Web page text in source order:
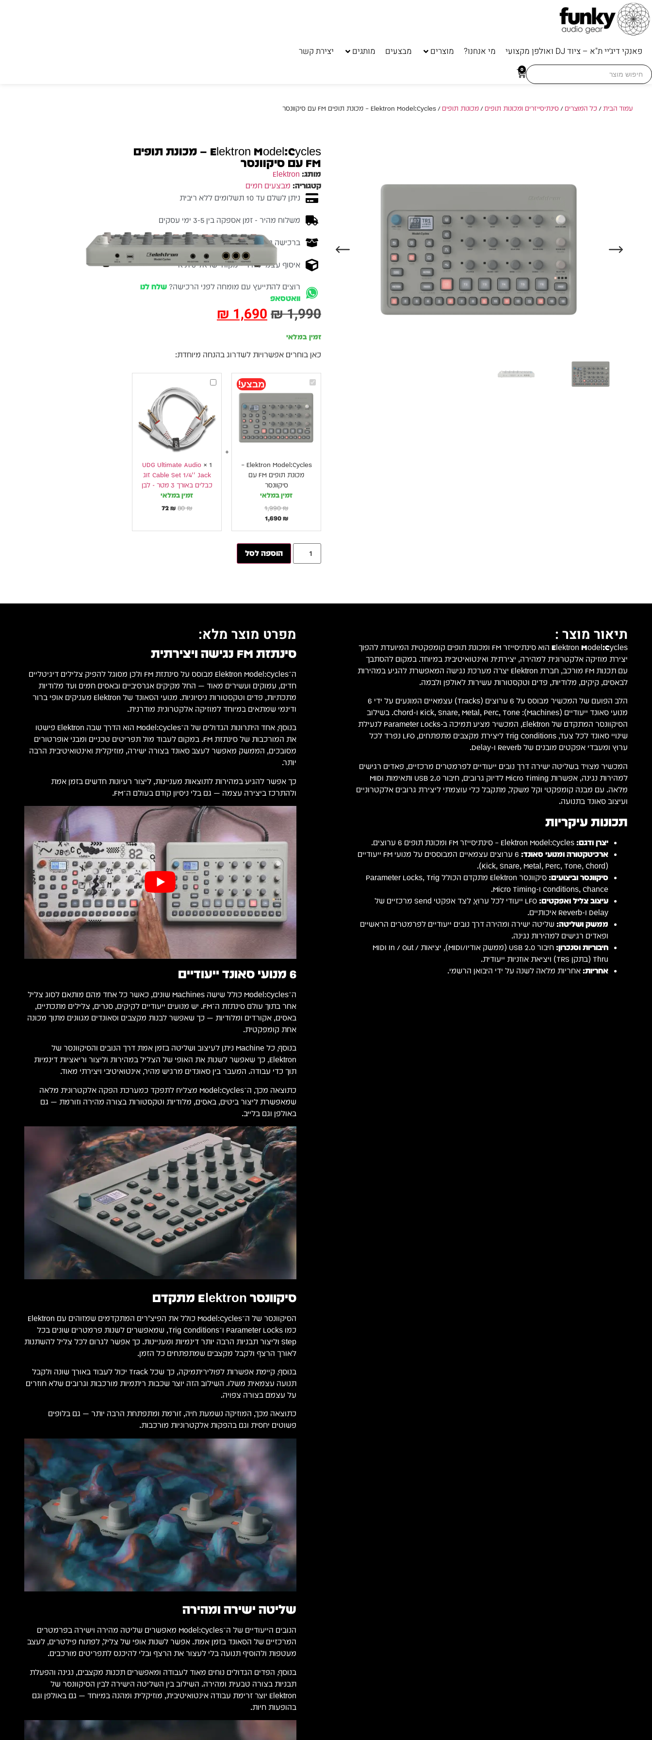
פאנקי דיג׳יי ת"א – ציוד DJ ואולפן מקצועי מי אנחנו? מוצרים מבצעים מותגים יצירת קשר
Search
for:
0
עמוד הבית/ כל המוצרים /סינתיסייזרים ומכונות תופים /מכונות תופים / Elektron Model:Cycles – מכונת תופים FM עם סיקוונסר
Elektron Model:Cycles – מכונת תופים
FM עם סיקוונסר
מותג: Elektron
קטגוריה: מבצעים חמים
ניתן לשלם עד 10 תשלומים ללא ריבית
משלוח מהיר - זמן אספקה בין 3-5 ימי עסקים
ברכישה מעל 700 ש״ח - המשלוח חינם
איסוף עצמי מהיר - מקוה ישראל 6 ת״א
רוצים להתייעץ עם מומחה לפני הרכישה?שלח לנו
וואטסאפ
₪1,990
₪1,690
זמין במלאי
כאן בוחרים אפשרויות לשדרוג בהנחה מיוחדת:
Elektron
–
תופים
FM
עם
סיקוונסר
מבצע!
Elektron Model:Cycles –
מכונת תופים FM עם
סיקוונסר
זמין במלאי
₪
1,990
₪
1,690
UDG
Cable
Set
1/4''
Jack
זוג
כבלים
באורך
1
×
UDG Ultimate Audio
Cable Set 1/4'' Jack זוג
כבלים באורך 3 מטר - לבן
זמין במלאי
₪
80
₪
72
הוספה לסל
תיאור מוצר :
Elektron Model:Cycles
הוא סינתיסייזר FM ומכונת תופים קומפקטית המיועדת להפוך
יצירת מוזיקה אלקטרונית למהירה, יצירתית ואינטואיטיבית במיוחד. במקום להסתבך
עם תכנות FM מורכב, חברת Elektron יצרה מערכת נגישה המאפשרת להגיע במהירות
לבאסים, קיקים, מלודיות, פדים וטקסטורות עשירות לאולפן ולבמה.
הלב הפועם של המכשיר מבוסס על 6 ערוצים (Tracks) עצמאיים המונעים על ידי 6
מנועי סאונד ייעודיים (Machines): Kick, Snare, Metal, Perc, Tone ו-Chord. בשילוב
הסיקוונסר המתקדם של Elektron, המכשיר מציע תמיכה ב-Parameter Locks לנעילת
שינויי סאונד לכל צעד, Trig Conditions ליצירת מקצבים מתפתחים, LFO נפרד לכל
ערוץ ומעבדי אפקטים מובנים של Reverb ו-Delay.
המכשיר מצויד בשליטה ישירה דרך נובים ייעודיים לפרמטרים מרכזיים, פאדים רגישים
למהירות נגינה, אפשרות Micro Timing לדיוק גרובים, חיבור USB 2.0 ותאימות MIDI
מלאה. עם מבנה קומפקטי וקל משקל, מתקבל כלי עוצמתי ליצירת גרובים אלקטרוניים
ועיצוב סאונד בתנועה.
תכונות עיקריות
יצרן ודגם: Elektron Model:Cycles – סינתיסייזר FM ומכונת תופים 6 ערוצים.
ארכיטקטורה ומנועי סאונד:
6 ערוצים עצמאיים המבוססים על מנועי FM ייעודיים
(Kick, Snare, Metal, Perc, Tone, Chord).
סיקוונסר וביצועים:
סיקוונסר Elektron מתקדם הכולל Parameter Locks, Trig
Conditions, Chance ו-Micro Timing.
עיצוב צליל ואפקטים:
LFO ייעודי לכל ערוץ, לצד אפקטי Send מרכזיים של
Delay ו-Reverb איכותיים.
ממשק ושליטה: שליטה ישירה ומהירה דרך נובים ייעודיים לפרמטרים הראשיים
ופאדים רגישים למהירות נגינה.
חיבוריות וסנכרון:
חיבור USB 2.0 (ממשק אודיו/MIDI), יציאות MIDI In / Out /
Thru (בתקן TRS) ויציאת אוזניות ייעודית.
אחריות: אחריות מלאה לשנה על ידי היבואן הרשמי.
מפרט מוצר מלא:
סינתזת FM נגישה ויצירתית
ה־Elektron Model:Cycles מבוסס על סינתזת ‎FM‎ ולכן מסוגל להפיק צלילים דיגיטליים
חדים, עמוקים ועשירים מאוד — החל מקיקים אגרסיביים ובאסים חמים ועד מלודיות
מתכתיות, פדים וטקסטורות ניסיוניות. מנועי הסאונד של Elektron מעניקים אופי ברור
ודינמי שמתאים במיוחד למוזיקה אלקטרונית מודרנית.
בנוסף, אחד היתרונות הגדולים של ה־Model:Cycles הוא הדרך שבה Elektron פישטו
את המורכבות של סינתזת ‎FM‎. במקום לעבוד מול תפריטים טכניים ומבני אופרטורים
מסובכים, הממשק מאפשר לעצב סאונד בצורה ישירה, מוזיקלית ואינטואיטיבית הרבה
יותר.
כך אפשר להגיע במהירות לתוצאות מעניינות, ליצור רעיונות חדשים בזמן אמת
ולהתרכז ביצירה עצמה — גם בלי ניסיון קודם בעולם ה־FM.
6 מנועי סאונד ייעודיים
ה־Model:Cycles כולל שישה ‎Machines‎ שונים, כאשר כל אחד מהם מותאם לסוג צליל
אחר בתוך עולם סינתזת ה־FM. יש מנועים ייעודיים לקיקים, סנרים, צלילים מתכתיים,
באסים, אקורדים ומלודיות — כך שאפשר לבנות מקצבים וסאונדים מגוונים מתוך מכונה
אחת קומפקטית.
בנוסף, כל ‎Machine‎ ניתן לעיצוב ושליטה בזמן אמת דרך הנובים והסיקוונסר של
Elektron, כך שאפשר לשנות את האופי של הצליל במהירות וליצור וריאציות דינמיות
תוך כדי עבודה. המעבר בין סאונדים מרגיש מהיר, אינטואיטיבי ויצירתי מאוד.
כתוצאה מכך, ה־Model:Cycles מצליח לתפקד כמערכת הפקה אלקטרונית מלאה
שמאפשרת ליצור ביטים, באסים, מלודיות וטקסטורות בצורה מהירה וזורמת — גם
באולפן וגם בלייב.
סיקוונסר Elektron מתקדם
הסיקוונסר של ה־Model:Cycles כולל את הפיצ’רים המתקדמים שמזוהים עם Elektron
כמו ‎Parameter Locks‎ ו־‎Trig Conditions‎, שמאפשרים לשנות פרמטרים שונים בכל
Step וליצור תבניות הרבה יותר דינמיות ומעניינות. כך אפשר לגרום לכל צליל להשתנות
לאורך הרצף ולקבל מקצבים שמתפתחים כל הזמן.
בנוסף, קיימת אפשרות לפוליריתמיקה, כך שכל Track יכול לעבוד באורך שונה ולקבל
תנועה עצמאית משלו. השילוב הזה יוצר שכבות ריתמיות מורכבות וגרובים שלא חוזרים
על עצמם בצורה צפויה.
כתוצאה מכך, המוזיקה נשמעת חיה, זורמת ומתפתחת הרבה יותר — גם בלופים
פשוטים יחסית וגם בהפקות אלקטרוניות מורכבות.
שליטה ישירה ומהירה
הנובים הייעודיים של ה־Model:Cycles מאפשרים שליטה מהירה וישירה בפרמטרים
המרכזיים של הסאונד בזמן אמת. אפשר לשנות אופי של צליל, לפתוח פילטרים, לעצב
מעטפות ולהוסיף תנועה בלי לעצור את הרצף ובלי להיכנס לתפריטים מורכבים.
בנוסף, הפדים הגדולים נוחים מאוד לעבודה ומאפשרים תכנות מקצבים, נגינה והפעלת
תבניות בצורה טבעית ומהירה. השילוב בין השליטה הישירה לבין הסיקוונסר של
Elektron יוצר זרימת עבודה אינטואיטיבית, מוזיקלית ומהנה במיוחד — גם באולפן וגם
בהופעות חיות.